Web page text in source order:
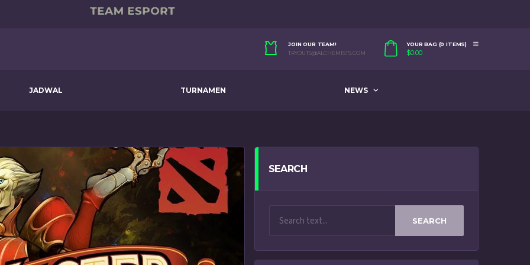
JOIN OUR TEAM!
TRYOUTS@ALCHEMISTS.COM
YOUR BAG (0 ITEMS)
$0.00
JADWAL TURNAMEN NEWS
SEARCH
SEARCH